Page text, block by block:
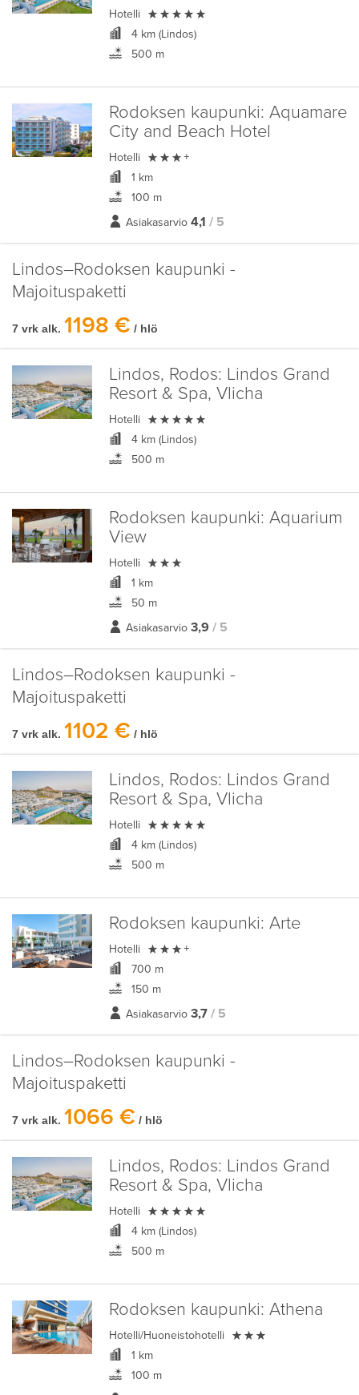
Hotelli 
4 km (Lindos)
500 m
Rodoksen kaupunki: Aquamare
City and Beach Hotel
Hotelli  +
1 km
100 m
Asiakasarvio 4,1 / 5
Lindos–Rodoksen kaupunki -
Majoituspaketti
7 vrk alk. 1198 € / hlö
Lindos, Rodos: Lindos Grand
Resort & Spa, Vlicha
Hotelli 
4 km (Lindos)
500 m
Rodoksen kaupunki: Aquarium
View
Hotelli 
1 km
50 m
Asiakasarvio 3,9 / 5
Lindos–Rodoksen kaupunki -
Majoituspaketti
7 vrk alk. 1102 € / hlö
Lindos, Rodos: Lindos Grand
Resort & Spa, Vlicha
Hotelli 
4 km (Lindos)
500 m
Rodoksen kaupunki: Arte
Hotelli  +
700 m
150 m
Asiakasarvio 3,7 / 5
Lindos–Rodoksen kaupunki -
Majoituspaketti
7 vrk alk. 1066 € / hlö
Lindos, Rodos: Lindos Grand
Resort & Spa, Vlicha
Hotelli 
4 km (Lindos)
500 m
Rodoksen kaupunki: Athena
Hotelli/Huoneistohotelli 
1 km
100 m